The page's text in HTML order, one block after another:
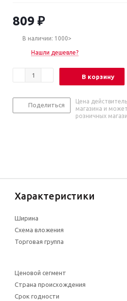
809 ₽
В наличии: 1000>
Нашли дешевле?
В корзину
Поделиться
Цена
магазина и
розничных
Характеристики
Ширина
Схема вложения
Торговая группа
Ценовой сегмент
Страна происхождения
Срок годности